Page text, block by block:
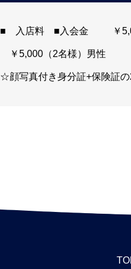
■ 入店料 ■入会金 ￥
￥5,000（2名様）
☆顔写真付き身分証+保険証
す。※限ら